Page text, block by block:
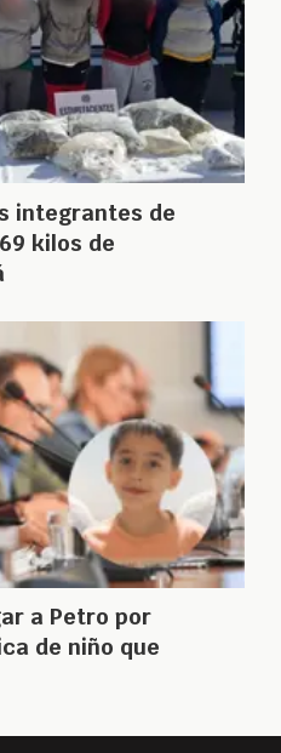
integrantes de
kilos de
a Petro por
de niño que